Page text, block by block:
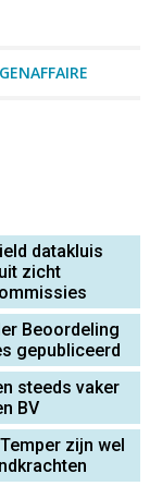
datakluis
zicht
Beoordeling
gepubliceerd
steeds vaker
BV
zijn wel